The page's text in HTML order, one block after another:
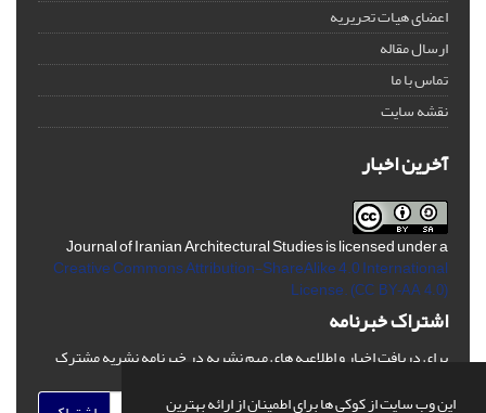
این وب سایت از کوکی ها برای اطمینان از ارائه بهترین
اعضای هیات تحریریه
ارسال مقاله
تماس با ما
نقشه سایت
آخرین اخبار
Journal of Iranian Architectural Studies is licensed under a
Creative Commons Attribution-ShareAlike 4.0 International
License. (CC BY-AA 4.0)
اشتراک خبرنامه
برای دریافت اخبار و اطلاعیه های مهم نشریه در خبرنامه نشریه مشترک